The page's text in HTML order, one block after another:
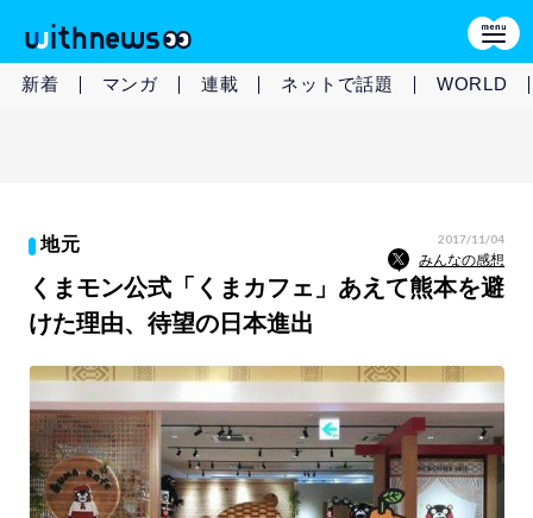
新着 マンガ 連載 ネットで話題 WORLD
地元 2017/11/04
みんなの感想
くまモン公式「くまカフェ」あえて熊本を避
けた理由、待望の日本進出